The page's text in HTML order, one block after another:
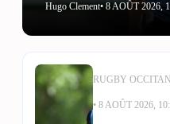
Hugo Clement• 8 AOÛT 2026,
RUGBY
• 8 AOÛT 2026,